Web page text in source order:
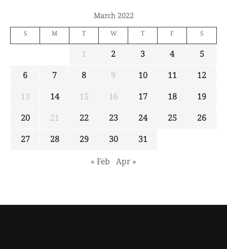
March 2022
S M T W T F S
1 2 3 4
5
6
7 8 9 10 11
12
13
14 15 16 17 18
19
20
21 22 23 24 25
26
27
28 29 30
31
« Feb Apr »